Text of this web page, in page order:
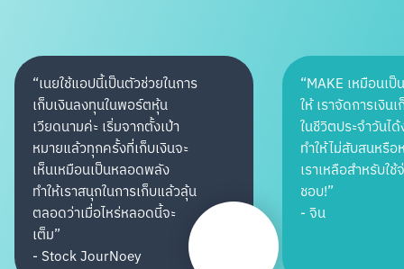
“เนยใช้แอปนี้เป็นตัวช่วยในการ
เก็บเงินลงทุนในพอร์ตหุ้น
เวียดนามค่ะ เริ่มจากตั้งเป้า
หมายแล้วทุกครั้งที่เก็บเงินจะ
เห็นเหมือนเป็นหลอดพลัง
ทำให้เราสนุกในการเก็บแล้วลุ้น
ตลอดว่าเมื่อไหร่หลอดนี้จะ
เต็ม”
- Stock JourNoey
“MAKE เหมือนเ
ให้ เราจัดการเงิน
ในชีวิตประจำวันไ
ทำให้ไม่สับสนหรื
เราเหลือสำหรับใ
ชอบ!”
- จิน